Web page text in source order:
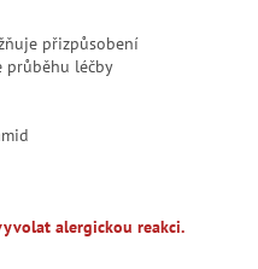
přizpůsobení
průběhu léčby
alergickou reakci.